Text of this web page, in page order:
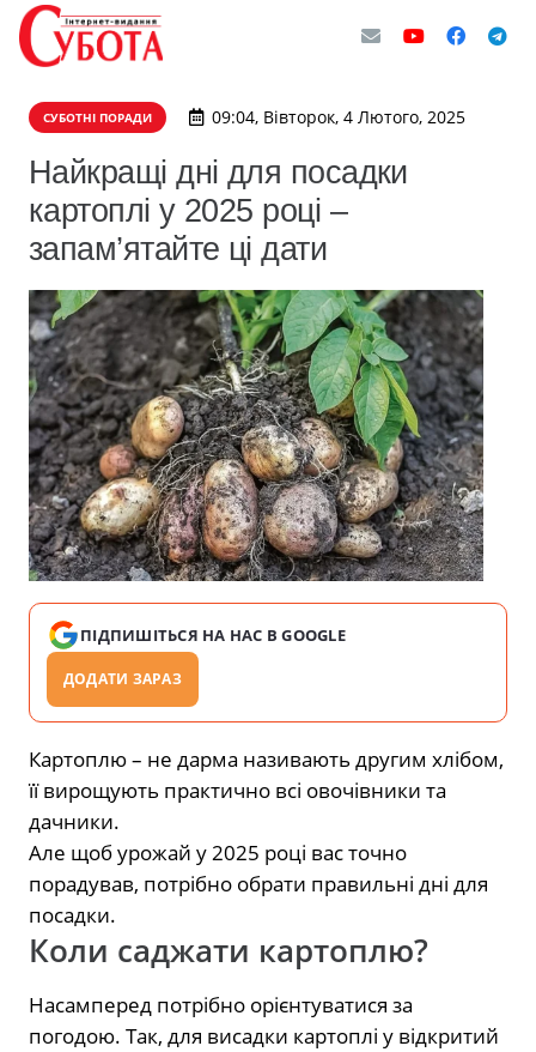
СУБОТНІ ПОРАДИ 09:04, Вівторок, 4 Лютого, 2025
Найкращі дні для посадки
картоплі у 2025 році –
запам’ятайте ці дати
ПІДПИШІТЬСЯ НА НАС В GOOGLE
ДОДАТИ ЗАРАЗ
Картоплю – не дарма називають другим хлібом,
її вирощують практично всі овочівники та
дачники.
Але щоб урожай у 2025 році вас точно
порадував, потрібно обрати правильні дні для
посадки.
Коли саджати картоплю?
Насамперед потрібно орієнтуватися за
погодою. Так, для висадки картоплі у відкритий